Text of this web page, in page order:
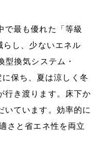
で最も優れた「等級
し、少ないエネル
換気システム・
保ち、夏は涼しく冬
行き渡ります。床下か
いています。効率的に
さと省エネ性を両立